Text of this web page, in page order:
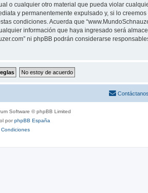
o cualquier otro material que pueda violar
y permanentemente expulsado y, si lo
condiciones. Acuerda que
información que haya ingresado será
ni phpBB podrán considerarse
Contáctanos
Software © phpBB Limited
porphpBB España
Condiciones